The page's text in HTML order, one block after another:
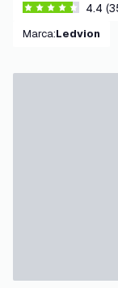
4.4 estrellas de
4.4
Marca: Ledvion